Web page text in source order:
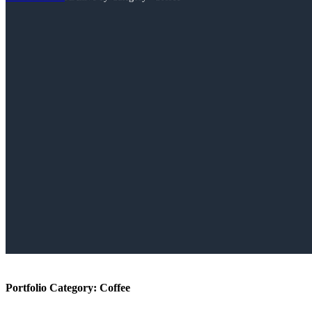
Portfolio Category: Сoffee